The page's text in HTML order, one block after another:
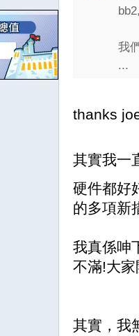
我
...
thanks
其實我一
硬件都好
的多項新
我真係呻
不滿!大
其實，我